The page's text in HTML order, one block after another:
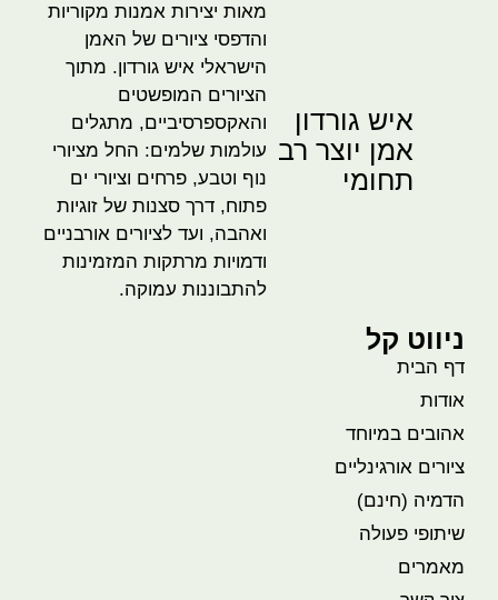
איש גורדון
אמן יוצר רב
תחומי
מאות יצירות אמנות מקוריות
והדפסי ציורים של האמן
הישראלי איש גורדון. מתוך
הציורים המופשטים
והאקספרסיביים, מתגלים
עולמות שלמים: החל מציורי
נוף וטבע, פרחים וציורי ים
פתוח, דרך סצנות של זוגיות
ואהבה, ועד לציורים אורבניים
ודמויות מרתקות המזמינות
להתבוננות עמוקה.
ניווט קל
דף הבית
אודות
אהובים במיוחד
ציורים אורגינליים
הדמיה (חינם)
שיתופי פעולה
מאמרים